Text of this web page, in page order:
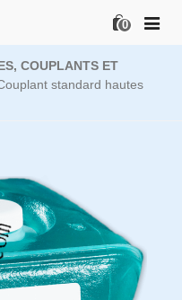
0
COUPLANTS ET
standard hautes